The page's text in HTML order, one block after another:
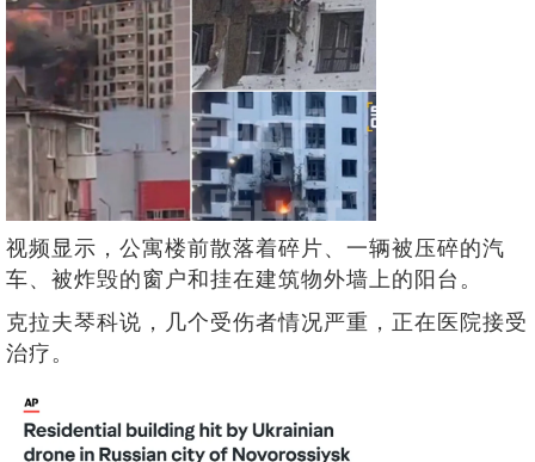
视频显示，公寓楼前散落着碎片、一辆被压碎的汽
车、被炸毁的窗户和挂在建筑物外墙上的阳台。
克拉夫琴科说，几个受伤者情况严重，正在医院接受
治疗。